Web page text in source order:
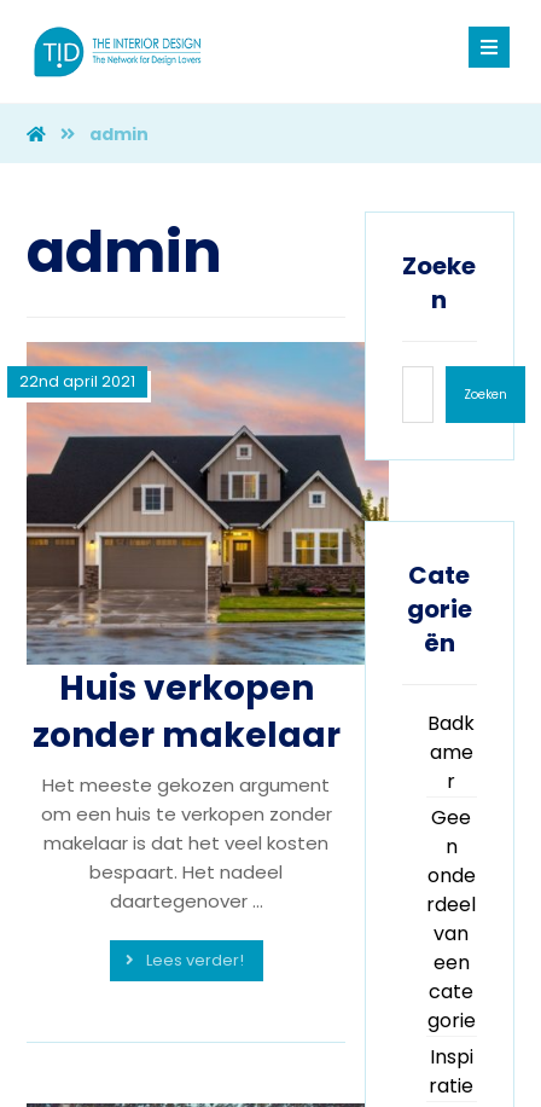
admin
admin
Huis verkopen
zonder makelaar
22nd april 2021
Het meeste gekozen argument
om een huis te verkopen zonder
makelaar is dat het veel kosten
bespaart. Het nadeel
daartegenover ...
Lees verder!
Zoeke
n
Zoeken
Cate
gorie
ën
Badk
ame
r
Gee
n
onde
rdeel
van
een
cate
gorie
Inspi
ratie